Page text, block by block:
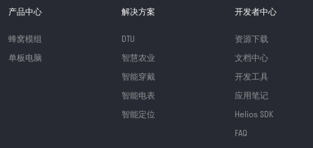
产品中心
蜂窝模组
单板电脑
解决方案
DTU
智慧农业
智能穿戴
智能电表
智能定位
开发者中心
资源下载
文档中心
开发工具
应用笔记
Helios SDK
FAQ